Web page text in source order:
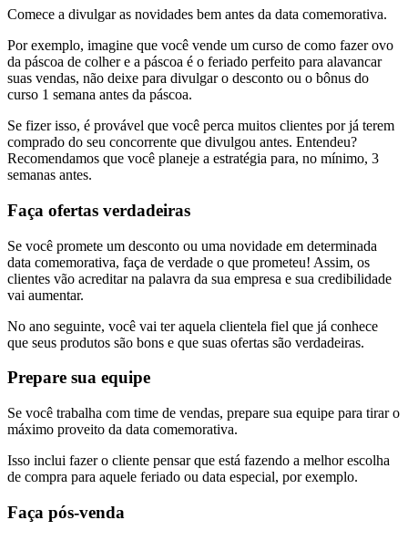
Comece a divulgar as novidades bem antes da data comemorativa.
Por exemplo, imagine que você vende um curso de como fazer ovo
da páscoa de colher e a páscoa é o feriado perfeito para alavancar
suas vendas, não deixe para divulgar o desconto ou o bônus do
curso 1 semana antes da páscoa.
Se fizer isso, é provável que você perca muitos clientes por já terem
comprado do seu concorrente que divulgou antes. Entendeu?
Recomendamos que você planeje a estratégia para, no mínimo, 3
semanas antes.
Faça ofertas verdadeiras
Se você promete um desconto ou uma novidade em determinada
data comemorativa, faça de verdade o que prometeu! Assim, os
clientes vão acreditar na palavra da sua empresa e sua credibilidade
vai aumentar.
No ano seguinte, você vai ter aquela clientela fiel que já conhece
que seus produtos são bons e que suas ofertas são verdadeiras.
Prepare sua equipe
Se você trabalha com time de vendas, prepare sua equipe para tirar o
máximo proveito da data comemorativa.
Isso inclui fazer o cliente pensar que está fazendo a melhor escolha
de compra para aquele feriado ou data especial, por exemplo.
Faça pós-venda